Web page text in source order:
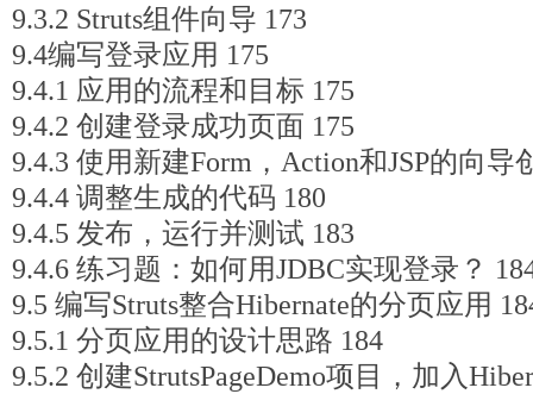
9.3.2 Struts组件向导 173
9.4编写登录应用 175
9.4.1 应用的流程和目标 175
9.4.2 创建登录成功页面 175
9.4.3 使用新建Form，Action和JSP的向导
9.4.4 调整生成的代码 180
9.4.5 发布，运行并测试 183
9.4.6 练习题：如何用JDBC实现登录？
9.5 编写Struts整合Hibernate的分页应用
9.5.1 分页应用的设计思路 184
9.5.2 创建StrutsPageDemo项目，加入